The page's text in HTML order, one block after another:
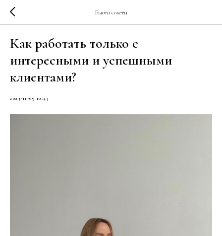
Бьюти советы
Как работать только с
интересными и успешными
клиентами?
2023-11-09 10:43